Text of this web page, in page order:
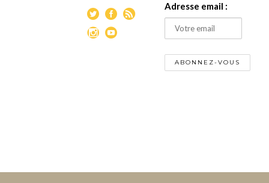
Adresse email :